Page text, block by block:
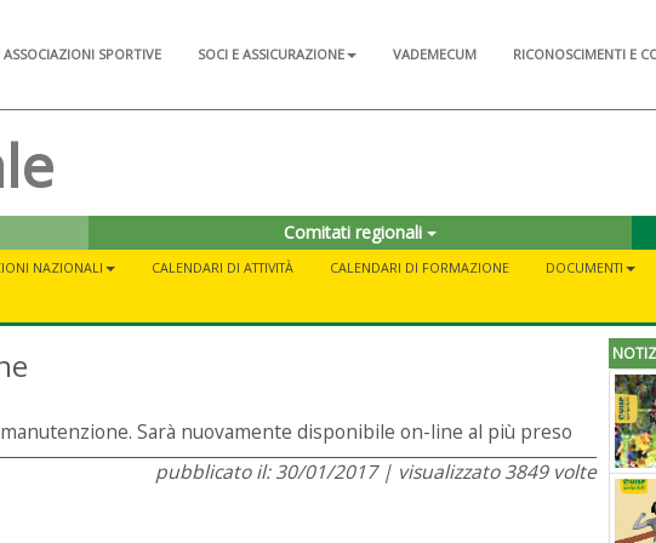
ASSOCIAZIONI SPORTIVE SOCI E ASSICURAZIONE VADEMECUM RICONOSCIMENTI E
Comitati regionali
NAZIONALI CALENDARI DI ATTIVITÀ CALENDARI DI FORMAZIONE DOCUMENTI
Sarà nuovamente disponibile on-line al più preso
pubblicato il: 30/01/2017 | visualizzato 3849 volte